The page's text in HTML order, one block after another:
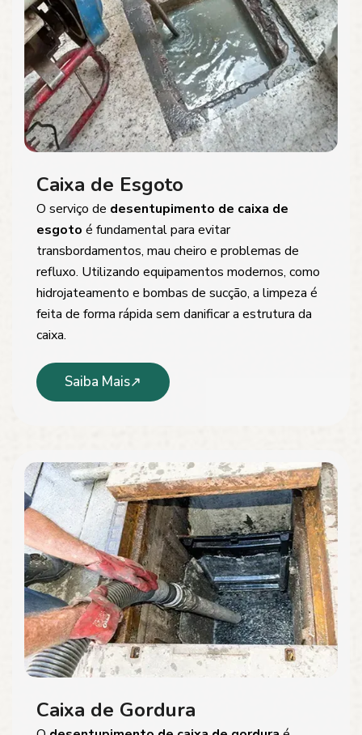
Caixa de Esgoto
O serviço de desentupimento de caixa de
esgoto é fundamental para evitar
transbordamentos, mau cheiro e problemas de
refluxo. Utilizando equipamentos modernos, como
hidrojateamento e bombas de sucção, a limpeza é
feita de forma rápida sem danificar a estrutura da
caixa.
Saiba Mais
Caixa de Gordura